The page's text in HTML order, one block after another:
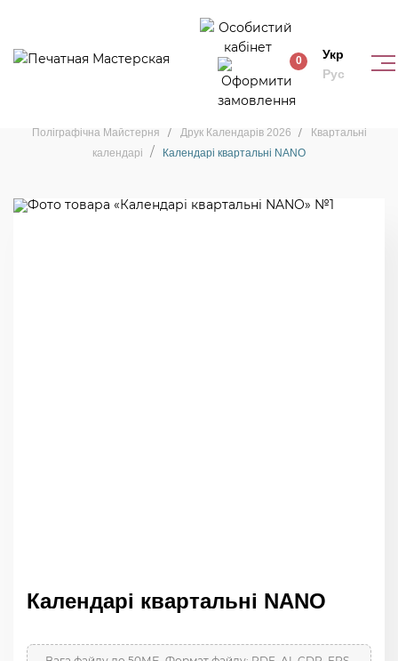
0
Укр
Рус
Квартальні календарі
Поліграфічна Майстерня Друк Календарів 2026
Квартальні
календарі
Календарі квартальні NANO
Календарі квартальні NANO